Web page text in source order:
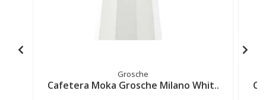
Grosche
Cafetera Moka Grosche Milano Whit..